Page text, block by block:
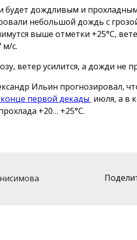
будет дождливым и
небольшой дождь с
выше отметки +25°С,
с.
ветер усилится, а дожди не
Ильин прогнозировал,
первой декады июля, а в
+20… +25°С.